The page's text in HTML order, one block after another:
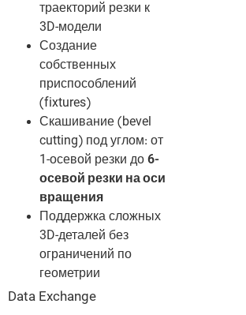
траекторий резки к
3D-модели
Создание
собственных
приспособлений
(fixtures)
Скашивание (bevel
cutting) под углом: от
1-осевой резки до 6-
осевой резки на оси
вращения
Поддержка сложных
3D-деталей без
ограничений по
геометрии
Data Exchange